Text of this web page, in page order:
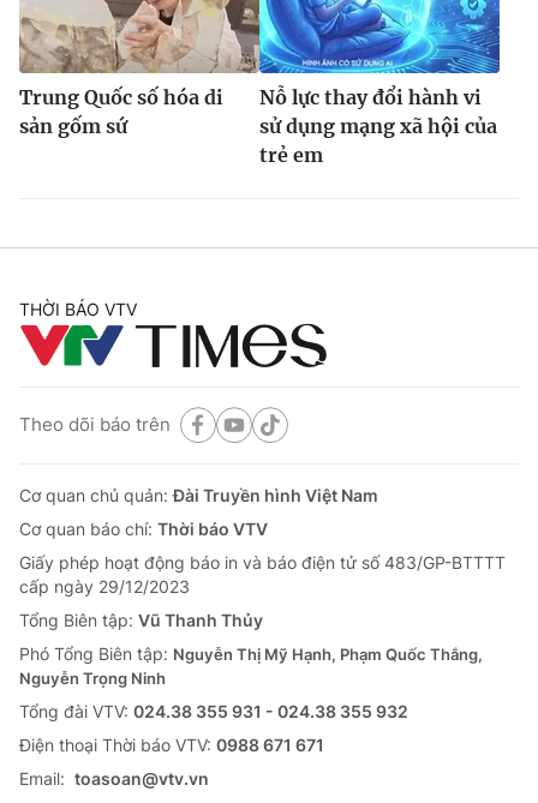
Trung Quốc số hóa di
sản gốm sứ
Nỗ lực thay đổi hành vi
sử dụng mạng xã hội của
trẻ em
THỜI BÁO VTV
Theo dõi báo trên
Cơ quan chủ quản:Đài Truyền hình Việt Nam
Cơ quan báo chí: Thời báo VTV
Giấy phép hoạt động báo in và báo điện tử số 483/GP-BTTTT
cấp ngày 29/12/2023
Tổng Biên tập: Vũ Thanh Thủy
Phó Tổng Biên tập: Nguyễn Thị Mỹ Hạnh, Phạm Quốc Thắng,
Nguyễn Trọng Ninh
Tổng đài VTV: 024.38 355 931 - 024.38 355 932
Ðiện thoại Thời báo VTV: 0988 671 671
Email: toasoan@vtv.vn